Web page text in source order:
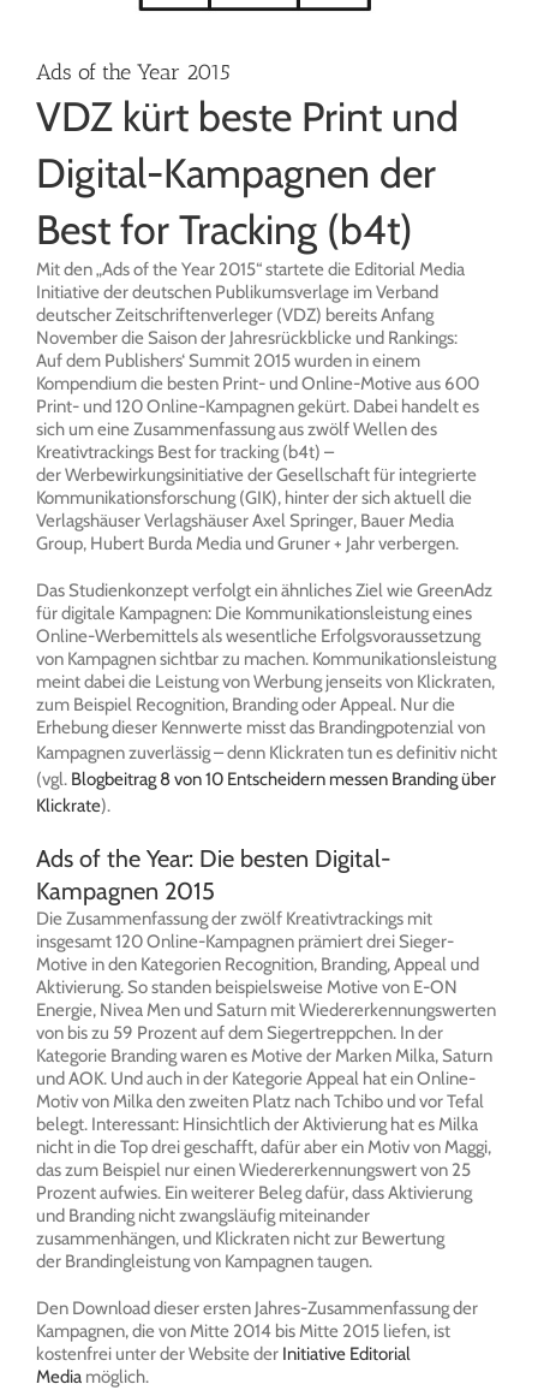
Ads of the Year 2015
VDZ kürt beste Print und
Digital-Kampagnen der
Best for Tracking (b4t)
Mit den „Ads of the Year 2015“ startete die Editorial Media
Initiative der deutschen Publikumsverlage im Verband
deutscher Zeitschriftenverleger (VDZ) bereits Anfang
November die Saison der Jahresrückblicke und Rankings:
Auf dem Publishers‘ Summit 2015 wurden in einem
Kompendium die besten Print- und Online-Motive aus 600
Print- und 120 Online-Kampagnen gekürt. Dabei handelt es
sich um eine Zusammenfassung aus zwölf Wellen des
Kreativtrackings Best for tracking (b4t) –
der Werbewirkungsinitiative der Gesellschaft für integrierte
Kommunikationsforschung (GIK), hinter der sich aktuell die
Verlagshäuser Verlagshäuser Axel Springer, Bauer Media
Group, Hubert Burda Media und Gruner + Jahr verbergen.
Das Studienkonzept verfolgt ein ähnliches Ziel wie GreenAdz
für digitale Kampagnen: Die Kommunikationsleistung eines
Online-Werbemittels als wesentliche Erfolgsvoraussetzung
von Kampagnen sichtbar zu machen. Kommunikationsleistung
meint dabei die Leistung von Werbung jenseits von Klickraten,
zum Beispiel Recognition, Branding oder Appeal. Nur die
Erhebung dieser Kennwerte misst das Brandingpotenzial von
Kampagnen zuverlässig – denn Klickraten tun es definitiv nicht
(vgl. Blogbeitrag 8 von 10 Entscheidern messen Branding über
Klickrate).
Ads of the Year: Die besten Digital-
Kampagnen 2015
Die Zusammenfassung der zwölf Kreativtrackings mit
insgesamt 120 Online-Kampagnen prämiert drei Sieger-
Motive in den Kategorien Recognition, Branding, Appeal und
Aktivierung. So standen beispielsweise Motive von E-ON
Energie, Nivea Men und Saturn mit Wiedererkennungswerten
von bis zu 59 Prozent auf dem Siegertreppchen. In der
Kategorie Branding waren es Motive der Marken Milka, Saturn
und AOK. Und auch in der Kategorie Appeal hat ein Online-
Motiv von Milka den zweiten Platz nach Tchibo und vor Tefal
belegt. Interessant: Hinsichtlich der Aktivierung hat es Milka
nicht in die Top drei geschafft, dafür aber ein Motiv von Maggi,
das zum Beispiel nur einen Wiedererkennungswert von 25
Prozent aufwies. Ein weiterer Beleg dafür, dass Aktivierung
und Branding nicht zwangsläufig miteinander
zusammenhängen, und Klickraten nicht zur Bewertung
der Brandingleistung von Kampagnen taugen.
Den Download dieser ersten Jahres-Zusammenfassung der
Kampagnen, die von Mitte 2014 bis Mitte 2015 liefen, ist
kostenfrei unter der Website der Initiative Editorial
Media möglich.